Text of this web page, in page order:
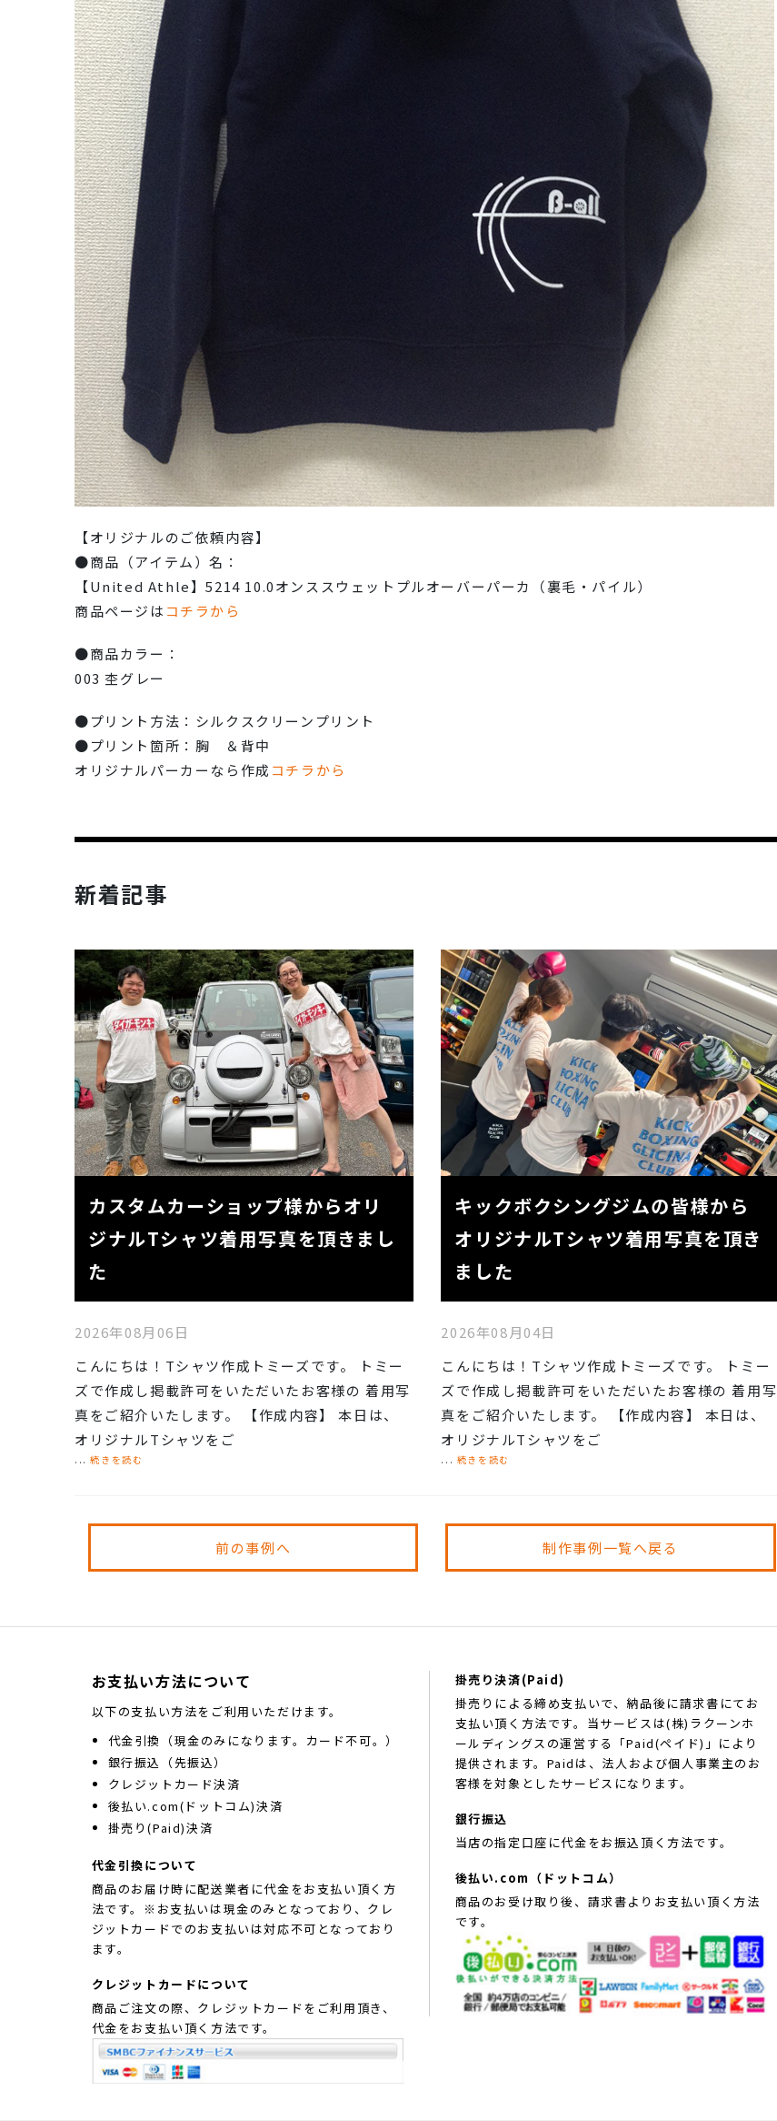
【オリジナルのご依頼内容】
●商品（アイテム）名：
【United Athle】5214 10.0オンススウェットプルオーバーパーカ（裏毛・パイル）
商品ページは コチラから
●商品カラー：
003 杢グレー
●プリント方法：シルクスクリーンプリント
●プリント箇所：胸 ＆背中
オリジナルパーカーなら作成 コチラから
新着記事
カスタムカーショップ様からオリ
ジナルTシャツ着用写真を頂きまし
た
2026年08月06日
こんにちは！Tシャツ作成トミーズです。 トミー
ズで作成し掲載許可をいただいたお客様の 着用写
真をご紹介いたします。 【作成内容】 本日は、
オリジナルTシャツをご
...続きを読む
キックボクシングジムの皆様から
オリジナルTシャツ着用写真を頂き
ました
2026年08月04日
こんにちは！Tシャツ作成トミーズです。 トミー
ズで作成し掲載許可をいただいたお客様の 着用写
真をご紹介いたします。 【作成内容】 本日は、
オリジナルTシャツをご
... 続きを読む
前の事例へ 制作事例一覧へ戻る
お支払い方法について
以下の支払い方法をご利用いただけます。
代金引換（現金のみになります。カード不可。）
銀行振込（先振込）
クレジットカード決済
後払い.com(ドットコム)決済
掛売り(Paid)決済
代金引換について
商品のお届け時に配送業者に代金をお支払い頂く方
法です。※お支払いは現金のみとなっており、クレ
ジットカードでのお支払いは対応不可となっており
ます。
クレジットカードについて
商品ご注文の際、クレジットカードをご利用頂き、
代金をお支払い頂く方法です。
掛売り決済(Paid)
掛売りによる締め支払いで、納品後に請求書にてお
支払い頂く方法です。当サービスは(株)ラクーンホ
ールディングスの運営する「Paid(ペイド)」により
提供されます。Paidは、法人および個人事業主のお
客様を対象としたサービスになります。
銀行振込
当店の指定口座に代金をお振込頂く方法です。
後払い.com（ドットコム）
商品のお受け取り後、請求書よりお支払い頂く方法
です。